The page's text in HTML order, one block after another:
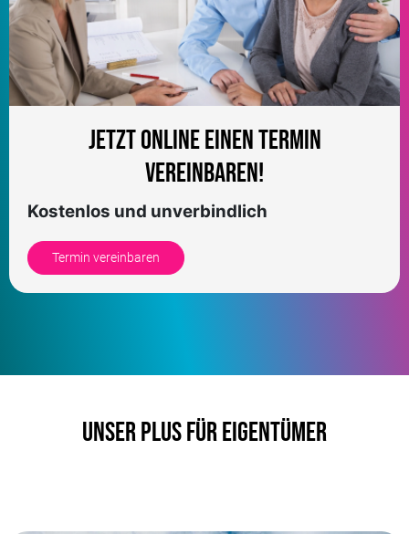
Jetzt online einen Termin
vereinbaren!
Kostenlos und unverbindlich
Termin vereinbaren
Unser Plus für Eigentümer